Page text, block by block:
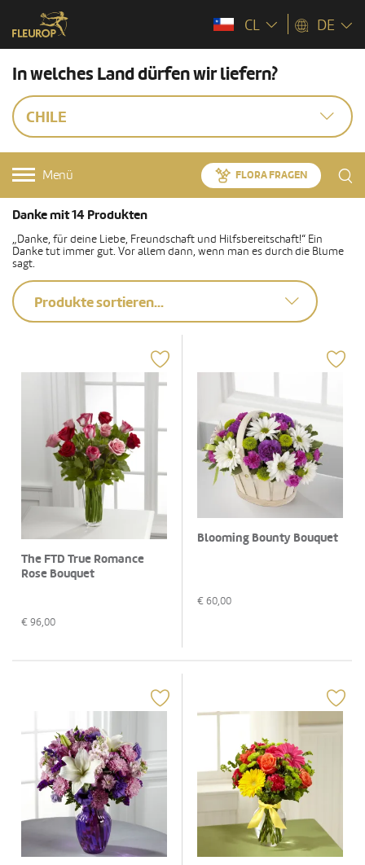
CL DE
In welches Land dürfen wir liefern?
CHILE
Menü FLORA FRAGEN
Danke mit 14 Produkten
„Danke, für deine Liebe, Freundschaft und Hilfsbereitschaft!“ Ein
Danke tut immer gut. Vor allem dann, wenn man es durch die Blume
sagt.
Produkte sortieren...
The FTD True Romance
Rose Bouquet
€ 96,00
Blooming Bounty Bouquet
€ 60,00